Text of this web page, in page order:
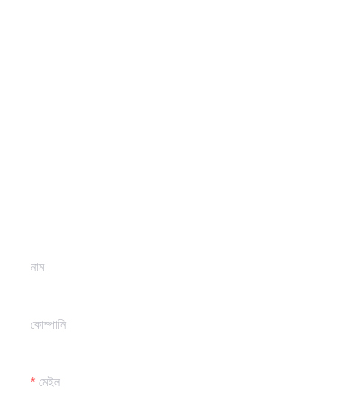
নাম
কোম্পানি
মেইল